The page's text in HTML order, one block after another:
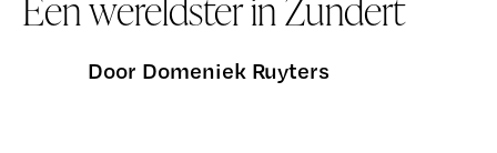
Door Domeniek Ruyters